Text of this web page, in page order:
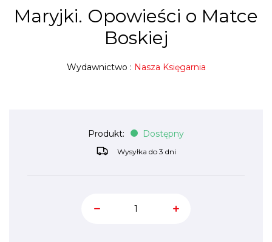
Maryjki. Opowieści o Matce
Boskiej
Wydawnictwo : Nasza Księgarnia
Produkt: Dostępny
Wysyłka do 3 dni